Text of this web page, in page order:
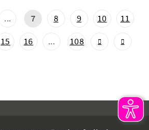
... 7 8 9 10
11
15 16 ... 108